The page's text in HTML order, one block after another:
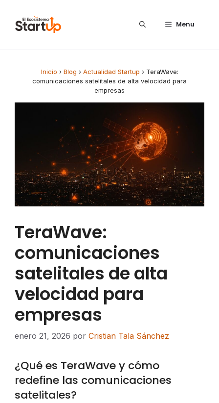
Menu
Inicio › Blog › Actualidad Startup › TeraWave:
comunicaciones satelitales de alta velocidad para
empresas
TeraWave:
comunicaciones
satelitales de alta
velocidad para
empresas
enero 21, 2026 por Cristian Tala Sánchez
¿Qué es TeraWave y cómo
redefine las comunicaciones
satelitales?